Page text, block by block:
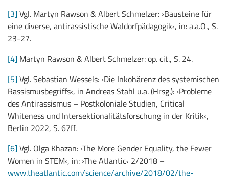
[3] Vgl. Martyn Rawson & Albert Schmelzer: ›Bausteine für
eine diverse, antirassistische Waldorfpädagogik‹, in: a.a.O., S.
23-27.
[4] Martyn Rawson & Albert Schmelzer: op. cit., S. 24.
[5] Vgl. Sebastian Wessels: ›Die Inkohärenz des systemischen
Rassismusbegriffs‹, in Andreas Stahl u.a. (Hrsg.): ›Probleme
des Antirassismus – Postkoloniale Studien, Critical
Whiteness und Intersektionalitätsforschung in der Kritik‹,
Berlin 2022, S. 67ff.
[6] Vgl. Olga Khazan: ›The More Gender Equality, the Fewer
Women in STEM‹, in: ›The Atlantic‹ 2/2018 –
www.theatlantic.com/science/archive/2018/02/the-